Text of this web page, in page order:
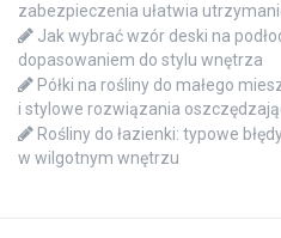
zabezpieczenia ułatwia
Jak wybrać wzór deski na
dopasowaniem do stylu wnętrza
Półki na rośliny do małego
i stylowe rozwiązania
Rośliny do łazienki: typowe
w wilgotnym wnętrzu